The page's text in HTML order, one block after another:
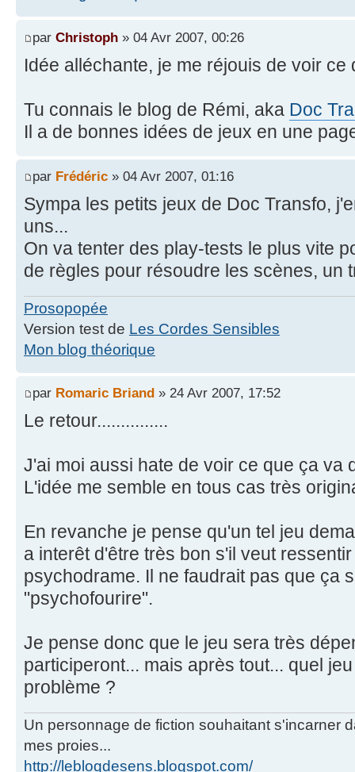
par Christoph » 04 Avr 2007, 00:26
Idée alléchante, je me réjouis de voir ce
Tu connais le blog de Rémi, aka Doc
Il a de bonnes idées de jeux en une
par Frédéric » 04 Avr 2007, 01:16
Sympa les petits jeux de Doc Transfo,
uns...
On va tenter des play-tests le plus vite
de règles pour résoudre les scènes, un
Prosopopée
Version test de Les Cordes Sensibles
Mon blog théorique
par Romaric Briand » 24 Avr 2007, 17:52
Le retour...............
J'ai moi aussi hate de voir ce que ça va
L'idée me semble en tous cas très
En revanche je pense qu'un tel jeu
a interêt d'être très bon s'il veut
psychodrame. Il ne faudrait pas que ça
"psychofourire".
Je pense donc que le jeu sera très
participeront... mais après tout... quel
problème ?
Un personnage de fiction souhaitant s'incarner
mes proies...
http://leblogdesens.blogspot.com/